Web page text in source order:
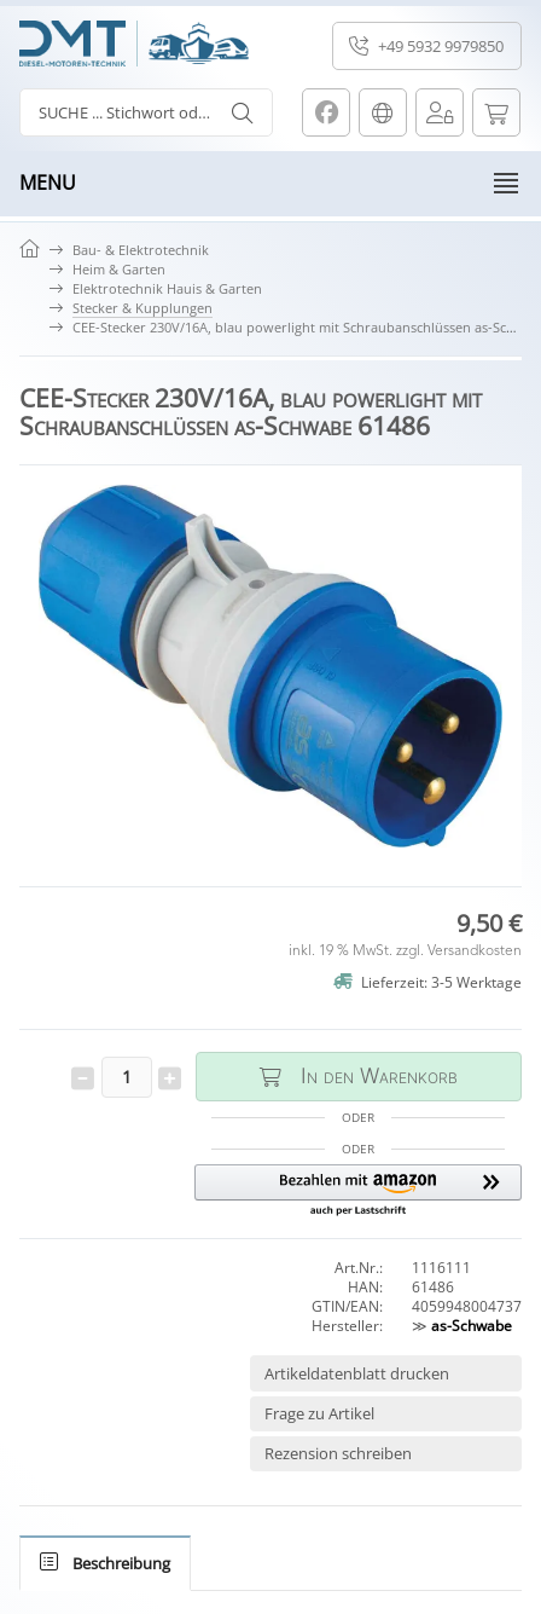
+49 5932 9979850
MENU
Bau- & Elektrotechnik
Heim & Garten
Elektrotechnik Hauis & Garten
Stecker & Kupplungen
CEE-Stecker 230V/16A, blau powerlight mit Schraubanschlüssen as-Schwabe 61486
CEE-Stecker 230V/16A, blau powerlight mit
Schraubanschlüssen as-Schwabe 61486
9,50 €
inkl. 19 % MwSt. zzgl. Versandkosten
Lieferzeit: 3-5 Werktage
In den Warenkorb
ODER
ODER
Art.Nr.:
1116111
HAN:
61486
GTIN/EAN:
4059948004737
Hersteller:
≫ as-Schwabe
Artikeldatenblatt drucken
Frage zu Artikel
Rezension schreiben
Beschreibung